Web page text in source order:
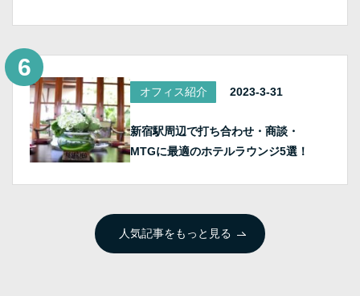
オフィス紹介 2023-3-31
新宿駅周辺で打ち合わせ・商談・
MTGに最適のホテルラウンジ5選！
人気記事をもっと見る